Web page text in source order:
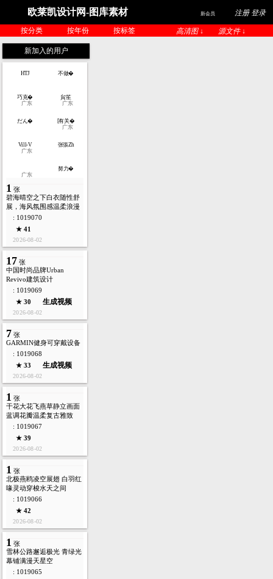
欧莱凯设计网-图库素材 新会员 注册 登录
按分类 按年份 按标签 高清图 ↓ 源文件 ↓
新加入的用户
HTJ 不做�
巧克�
广东
貟笙
广东
だん�
[有关�
广东
Vill-V
广东
张張Zh
广东
努力�
1 张
碧海晴空之下白衣随性舒
展，海风氛围感温柔浪漫
: 1019070
★ 41
2026-08-02
17 张
中国时尚品牌Urban
Revivo建筑设计
: 1019069
★ 30
生成视频
2026-08-02
7 张
GARMIN健身可穿戴设备
: 1019068
★ 33
生成视频
2026-08-02
1 张
干花大花飞燕草静立画面
蓝调花瓣温柔复古雅致
: 1019067
★ 39
2026-08-02
1 张
北极燕鸥凌空展翅 白羽红
喙灵动穿梭水天之间
: 1019066
★ 42
2026-08-02
1 张
雪林公路邂逅极光 青绿光
幕铺满漫天星空
: 1019065